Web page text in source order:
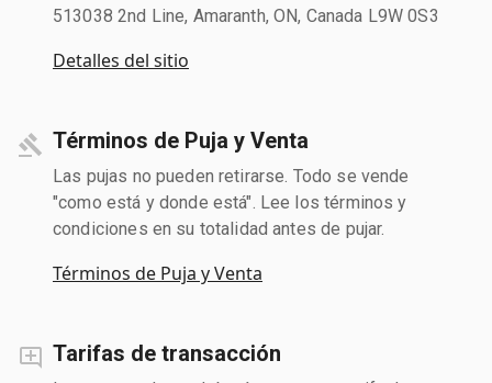
513038 2nd Line, Amaranth, ON, Canada L9W 0S3
Detalles del sitio
Términos de Puja y Venta
Las pujas no pueden retirarse. Todo se vende
"como está y donde está". Lee los términos y
condiciones en su totalidad antes de pujar.
Términos de Puja y Venta
Tarifas de transacción